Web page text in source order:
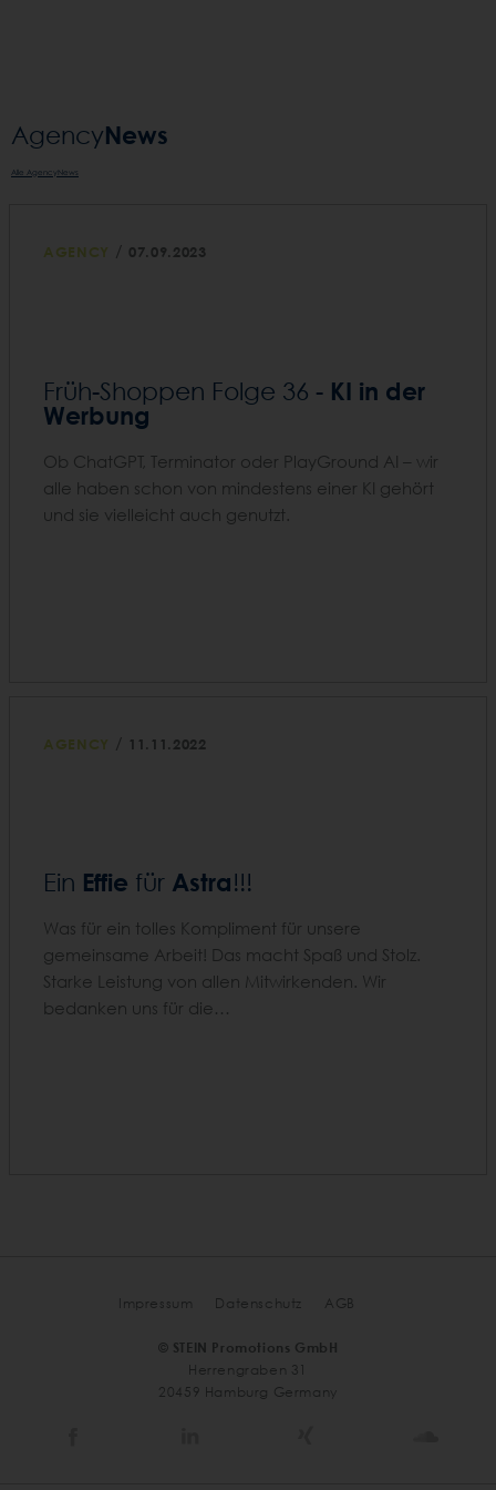
Agency­News
Alle AgencyNews
AGENCY / 07.09.2023
Früh-Shoppen Folge 36 - KI in der
Werbung
Ob ChatGPT, Terminator oder PlayGround AI – wir
alle haben schon von mindestens einer KI gehört
und sie vielleicht auch genutzt.
AGENCY / 11.11.2022
Ein Effie für Astra!!!
Was für ein tolles Kompliment für unsere
gemeinsame Arbeit! Das macht Spaß und Stolz.
Starke Leistung von allen Mitwirkenden. Wir
bedanken uns für die…
Impressum Datenschutz AGB
© STEIN Promotions GmbH
Herrengraben 31
20459 Hamburg Germany